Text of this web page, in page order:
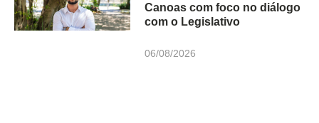
Canoas com foco no diálogo
com o Legislativo
06/08/2026